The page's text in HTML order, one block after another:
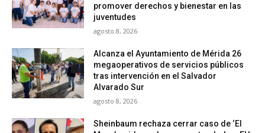
promover derechos y bienestar en las
juventudes
agosto 8, 2026
Alcanza el Ayuntamiento de Mérida 26
megaoperativos de servicios públicos
tras intervención en el Salvador
Alvarado Sur
agosto 8, 2026
Sheinbaum rechaza cerrar caso de ‘El